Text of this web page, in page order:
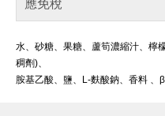
水、砂糖、果糖、蘆筍濃縮汁、檸
稠劑)、
胺基乙酸、鹽、L-麩酸鈉、香料 、